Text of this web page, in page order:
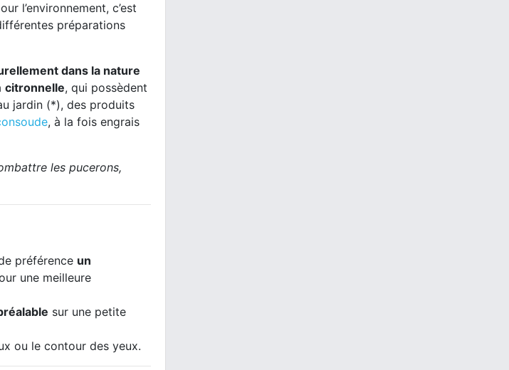
l’environnement, c’est
préparations
dans la nature
citronnelle, qui possèdent
jardin (*), des produits
, à la fois engrais
les pucerons,
préférence un
une meilleure
sur une petite
ou le contour des yeux.